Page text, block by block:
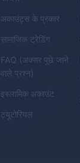
अकाउंट्स के प्रकार
सामाजिक ट्रेडिंग
FAQ (अक्सर पूछे जाने
वाले प्रश्न)
इस्लामिक अकाउंट
ट्यूटोरियल